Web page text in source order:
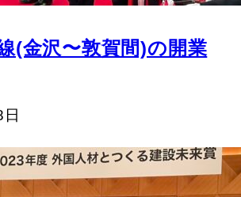
(金沢〜敦賀間)の開業